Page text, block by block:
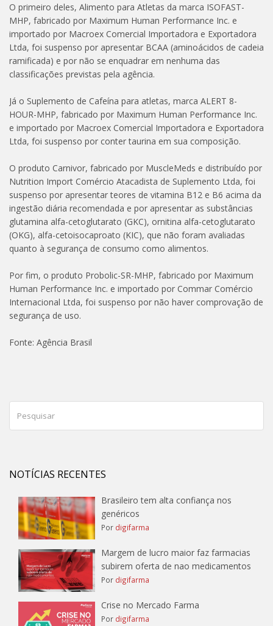
O primeiro deles, Alimento para Atletas da marca ISOFAST-
MHP, fabricado por Maximum Human Performance Inc. e
importado por Macroex Comercial Importadora e Exportadora
Ltda, foi suspenso por apresentar BCAA (aminoácidos de cadeia
ramificada) e por não se enquadrar em nenhuma das
classificações previstas pela agência.
Já o Suplemento de Cafeína para atletas, marca ALERT 8-
HOUR-MHP, fabricado por Maximum Human Performance Inc.
e importado por Macroex Comercial Importadora e Exportadora
Ltda, foi suspenso por conter taurina em sua composição.
O produto Carnivor, fabricado por MuscleMeds e distribuído por
Nutrition Import Comércio Atacadista de Suplemento Ltda, foi
suspenso por apresentar teores de vitamina B12 e B6 acima da
ingestão diária recomendada e por apresentar as substâncias
glutamina alfa-cetoglutarato (GKC), ornitina alfa-cetoglutarato
(OKG), alfa-cetoisocaproato (KIC), que não foram avaliadas
quanto à segurança de consumo como alimentos.
Por fim, o produto Probolic-SR-MHP, fabricado por Maximum
Human Performance Inc. e importado por Commar Comércio
Internacional Ltda, foi suspenso por não haver comprovação de
segurança de uso.
Fonte: Agência Brasil
NOTÍCIAS RECENTES
Brasileiro tem alta confiança nos
genéricos
Por digifarma
Margem de lucro maior faz farmacias
subirem oferta de nao medicamentos
Por digifarma
Crise no Mercado Farma
Por digifarma